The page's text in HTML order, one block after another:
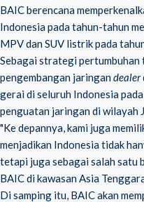
BAIC berencana
Indonesia pada tahun-tahun
MPV dan SUV listrik pada
Sebagai strategi pertumbuhan
pengembangan jaringandealer
gerai di seluruh Indonesia
penguatan jaringan di wilayah
"Ke depannya, kami juga
menjadikan Indonesia tidak
tetapi juga sebagai salah satu
BAIC di kawasan Asia
Di samping itu, BAIC akan